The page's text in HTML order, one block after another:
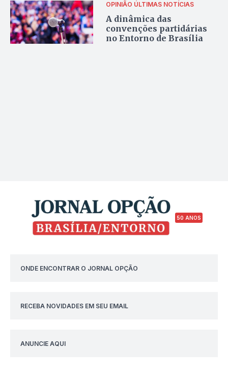
OPINIÃO ÚLTIMAS NOTÍCIAS
A dinâmica das
convenções partidárias
no Entorno de Brasília
50 ANOS
ONDE ENCONTRAR O JORNAL OPÇÃO
RECEBA NOVIDADES EM SEU EMAIL
ANUNCIE AQUI